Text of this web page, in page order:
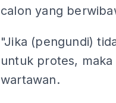
calon yang
"Jika (pengundi)
untuk protes,
wartawan.